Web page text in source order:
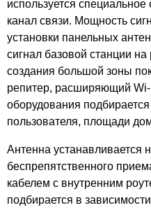
село Выселки
село Гавриловское
село Горицы
село Городец
село Городковичи
село Городное
село Губкино
село Дегтяное
село Деревенское
село Добрый Сот
село Дорофеево
село Дубовичье
используется
канал связи. Мощность
установки панельных
сигнал базовой станции
создания большой зоны
репитер, расширяющий Wi-
оборудования
пользователя, площади
Антенна устанавливается
беспрепятственного
кабелем с внутренним
подбирается в